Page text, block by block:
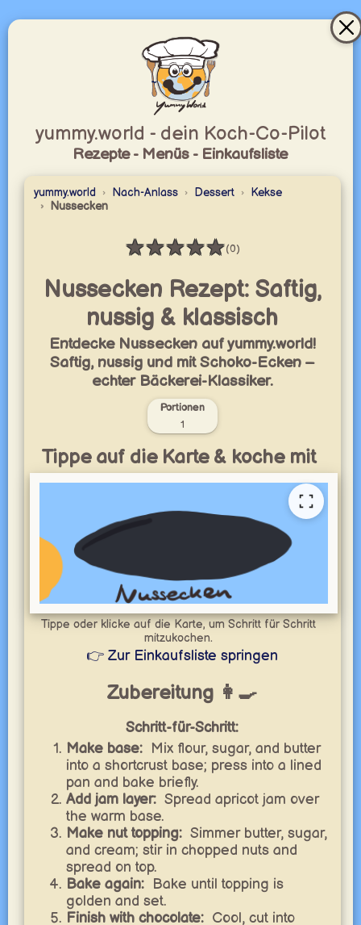
yummy.world - dein Koch-Co-Pilot
Rezepte - Menüs - Einkaufsliste
yummy.world Nach-Anlass Dessert
Kekse
Nussecken
★★★★★
Bewertung: 0 / 5
(0)
Nussecken Rezept: Saftig,
nussig & klassisch
Entdecke Nussecken auf yummy.world!
Saftig, nussig und mit Schoko-Ecken –
echter Bäckerei-Klassiker.
Portionen
1
Tippe auf die Karte & koche mit
Tippe oder klicke auf die Karte, um Schritt für Schritt
mitzukochen.
👉 Zur Einkaufsliste springen
Zubereitung 👩‍🍳
Schritt-für-Schritt:
Make base: Mix flour, sugar, and butter
into a shortcrust base; press into a lined
pan and bake briefly.
Add jam layer: Spread apricot jam over
the warm base.
Make nut topping: Simmer butter, sugar,
and cream; stir in chopped nuts and
spread on top.
Bake again: Bake until topping is
golden and set.
Finish with chocolate: Cool, cut into